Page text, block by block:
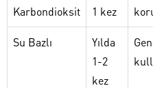
Karbondioksit
1 kez
Su Bazlı
Yılda
1-2
kez